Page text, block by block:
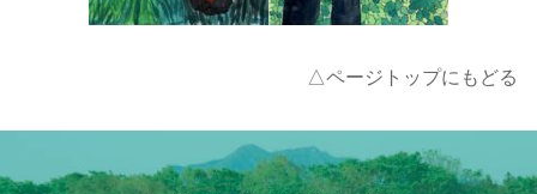
△ページトップにもどる